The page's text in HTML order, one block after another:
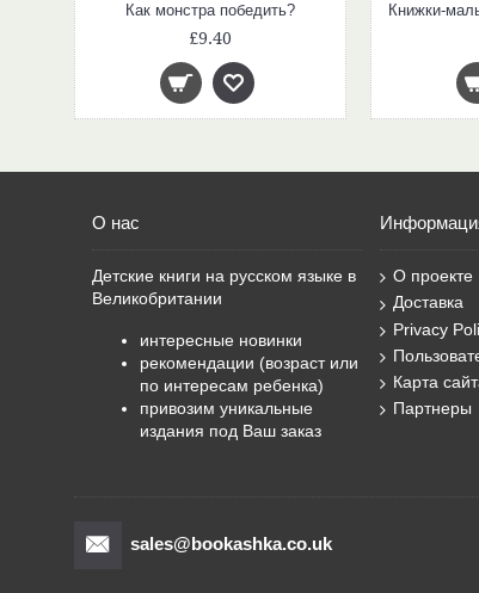
Как монстра победить?
£9.40
О нас
Детские книги на русском языке в
Великобритании
интересные новинки
рекомендации (возраст или
по интересам ребенка)
привозим уникальные
издания под Ваш заказ
О проекте
Доставка
Privacy
Карта
Партнеры
sales@bookashka.co.uk